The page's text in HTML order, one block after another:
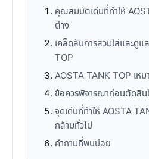
คุณสมบัติเด่นที่ทำให้
ต่าง
เคล็ดลับการสวมใส่และดู
TOP
AOSTA TANK TOP เหม
ข้อควรพิจารณาก่อนตัดสิน
จุดเด่นที่ทำให้ AOSTA
กล้ามทั่วไป
คำถามที่พบบ่อย